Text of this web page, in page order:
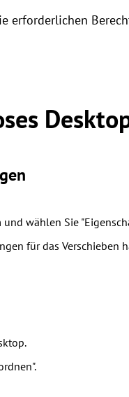
erforderlichen
wählen Sie
für das Verschieben